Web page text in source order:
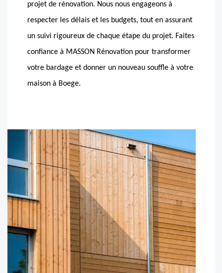
projet de rénovation. Nous nous engageons à
respecter les délais et les budgets, tout en assurant
un suivi rigoureux de chaque étape du projet. Faites
confiance à MASSON Rénovation pour transformer
votre bardage et donner un nouveau souffle à votre
maison à Boege.